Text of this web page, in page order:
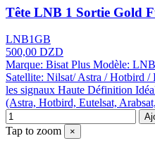
Tête LNB 1 Sortie Gold
LNB1GB
500,00 DZD
Marque: Bisat Plus Modèle:
Satellite: Nilsat/ Astra / Hotbird /
les signaux Haute Définition
(Astra, Hotbird, Eutelsat,
Tap to zoom ×